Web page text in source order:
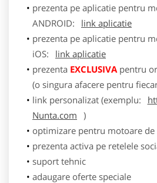
prezenta pe aplicatie pentru
ANDROID:
link aplicatie
prezenta pe aplicatie pentru
iOS:
link aplicatie
prezenta EXCLUSIVApentru
(o singura afacere pentru
link personalizat (exemplu:
Nunta.com )
optimizare pentru motoare de
prezenta activa pe retelele
suport tehnic
adaugare oferte speciale